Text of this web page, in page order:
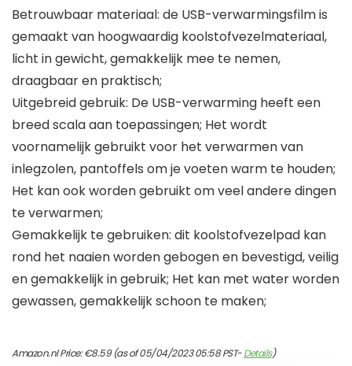
Betrouwbaar materiaal: de USB-verwarmingsfilm is
gemaakt van hoogwaardig koolstofvezelmateriaal,
licht in gewicht, gemakkelijk mee te nemen,
draagbaar en praktisch;
Uitgebreid gebruik: De USB-verwarming heeft een
breed scala aan toepassingen; Het wordt
voornamelijk gebruikt voor het verwarmen van
inlegzolen, pantoffels om je voeten warm te houden;
Het kan ook worden gebruikt om veel andere dingen
te verwarmen;
Gemakkelijk te gebruiken: dit koolstofvezelpad kan
rond het naaien worden gebogen en bevestigd, veilig
en gemakkelijk in gebruik; Het kan met water worden
gewassen, gemakkelijk schoon te maken;
Amazon.nl Price:€8.59(as of 05/04/2023 05:58 PST-Details)